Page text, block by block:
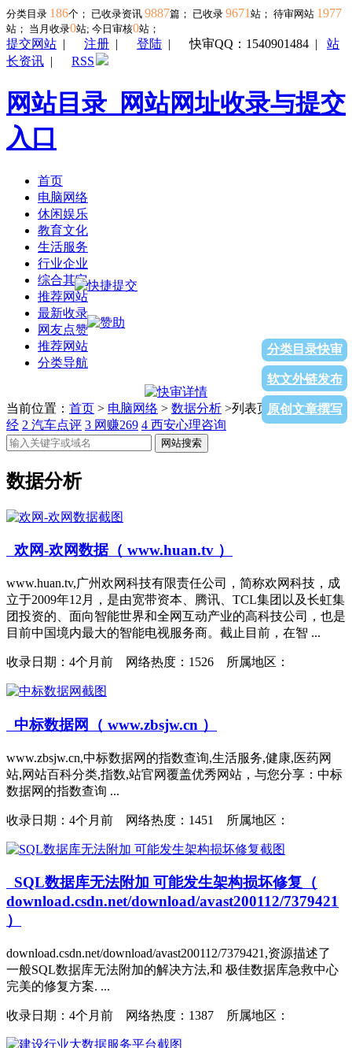
分类目录 186个； 已收录资讯 9887篇； 已收录 9671 站； 待审网站 1977
站； 当月收录0站; 今日审核0站；
提交网站 | 注册 | 登陆 |快审QQ：1540901484 | 站
长资讯 | RSS
网站目录_网站网址收录与提交
入口
首页
电脑网络
休闲娱乐
教育文化
生活服务
行业企业
综合其它
推荐网站
最新收录
网友点赞
推荐网站
分类导航
分类目录快审
软文外链发布
原创文章撰写
当前位置： 首页 > 电脑网络 > 数据分析 >列表页面1同花顺财
经 2 汽车点评 3 网赚269 4 西安心理咨询
网站搜索
数据分析
欢网-欢网数据（ www.huan.tv ）
www.huan.tv,广州欢网科技有限责任公司，简称欢网科技，成
立于2009年12月，是由宽带资本、腾讯、TCL集团以及长虹集
团投资的、面向智能世界和全网互动产业的高科技公司，也是
目前中国境内最大的智能电视服务商。截止目前，在智 ...
收录日期： 4个月前 网络热度：1526 所属地区：
中标数据网（ www.zbsjw.cn ）
www.zbsjw.cn,中标数据网的指数查询,生活服务,健康,医药网
站,网站百科分类,指数,站官网覆盖优秀网站，与您分享：中标
数据网的指数查询 ...
收录日期： 4个月前 网络热度：1451 所属地区：
SQL数据库无法附加 可能发生架构损坏修复（
download.csdn.net/download/avast200112/7379421
）
download.csdn.net/download/avast200112/7379421,资源描述了
一般SQL数据库无法附加的解决方法,和 极佳数据库急救中心
完美的修复方案. ...
收录日期： 4个月前 网络热度：1387 所属地区：